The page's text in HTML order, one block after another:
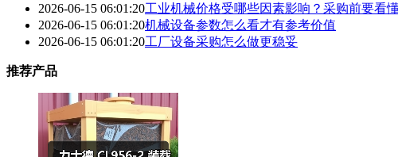
2026-06-15 06:01:20工业机械价格受哪些因素影响？采购前要看
2026-06-15 06:01:20机械设备参数怎么看才有参考价值
2026-06-15 06:01:20工厂设备采购怎么做更稳妥
推荐产品